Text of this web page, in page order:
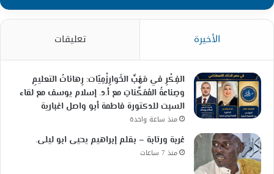
الأخيرة تعليقات
الفِكْرِ في مَهَبِّ الخَوارِزْمِيّات: رِهاناتُ التعليمِ
وصِناعةُ المُمَكِّناتِ مع أ.د. إسلام يوسف مع لقاء
السبت للدكتورة فاطمة أبو واصل اغبارية
منذ ساعة واحدة
غربة ورتابة – بقلم إبراهيم يحيى ابو ليلى.
منذ 7 ساعات